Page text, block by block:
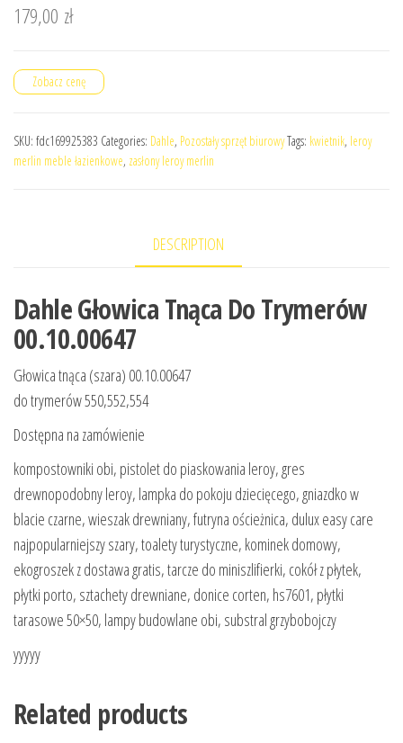
179,00 zł
Zobacz cenę
SKU: fdc169925383 Categories: Dahle, Pozostały sprzęt biurowyTags: kwietnik, leroy
merlin meble łazienkowe, zasłony leroy merlin
DESCRIPTION
Dahle Głowica Tnąca Do Trymerów
00.10.00647
Głowica tnąca (szara) 00.10.00647
do trymerów 550,552,554
Dostępna na zamówienie
kompostowniki obi, pistolet do piaskowania leroy, gres
drewnopodobny leroy, lampka do pokoju dziecięcego, gniazdko w
blacie czarne, wieszak drewniany, futryna ościeżnica, dulux easy care
najpopularniejszy szary, toalety turystyczne, kominek domowy,
ekogroszek z dostawa gratis, tarcze do miniszlifierki, cokół z płytek,
płytki porto, sztachety drewniane, donice corten, hs7601, płytki
tarasowe 50×50, lampy budowlane obi, substral grzybobojczy
yyyyy
Related products